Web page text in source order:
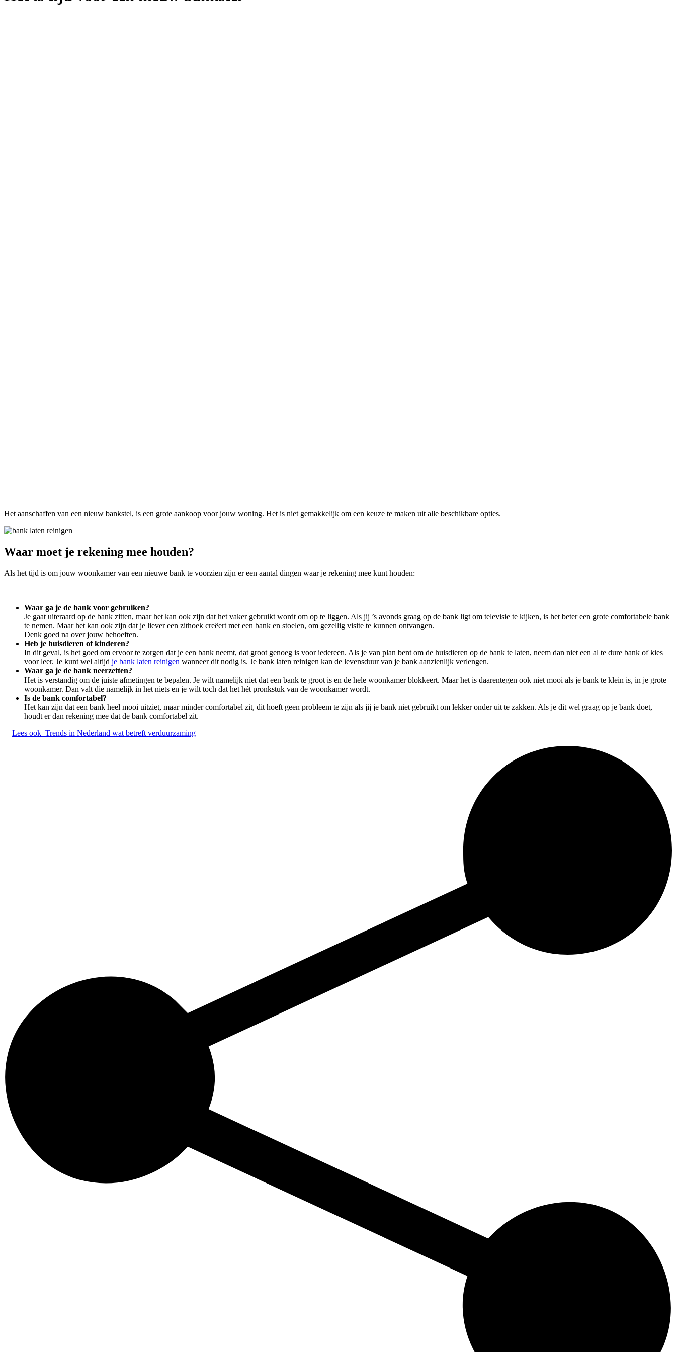
Het aanschaffen van een nieuw bankstel, is een grote aankoop voor jouw woning. Het is niet gemakkelijk om een keuze te maken uit alle beschikbare opties.
Waar moet je rekening mee houden?
Als het tijd is om jouw woonkamer van een nieuwe bank te voorzien zijn er een aantal dingen waar je rekening mee kunt houden:
Waar ga je de bank voor gebruiken?
Je gaat uiteraard op de bank zitten, maar het kan ook zijn dat het vaker gebruikt wordt om op te liggen. Als jij ’s avonds graag op de bank ligt om televisie te kijken, is het beter een grote comfortabele bank
te nemen. Maar het kan ook zijn dat je liever een zithoek creëert met een bank en stoelen, om gezellig visite te kunnen ontvangen.
Denk goed na over jouw behoeften.
Heb je huisdieren of kinderen?
In dit geval, is het goed om ervoor te zorgen dat je een bank neemt, dat groot genoeg is voor iedereen. Als je van plan bent om de huisdieren op de bank te laten, neem dan niet een al te dure bank of kies
voor leer. Je kunt wel altijd je bank laten reinigen wanneer dit nodig is. Je bank laten reinigen kan de levensduur van je bank aanzienlijk verlengen.
Waar ga je de bank neerzetten?
Het is verstandig om de juiste afmetingen te bepalen. Je wilt namelijk niet dat een bank te groot is en de hele woonkamer blokkeert. Maar het is daarentegen ook niet mooi als je bank te klein is, in je grote
woonkamer. Dan valt die namelijk in het niets en je wilt toch dat het hét pronkstuk van de woonkamer wordt.
Is de bank comfortabel?
Het kan zijn dat een bank heel mooi uitziet, maar minder comfortabel zit, dit hoeft geen probleem te zijn als jij je bank niet gebruikt om lekker onder uit te zakken. Als je dit wel graag op je bank doet,
houdt er dan rekening mee dat de bank comfortabel zit.
Lees ook Trends in Nederland wat betreft verduurzaming